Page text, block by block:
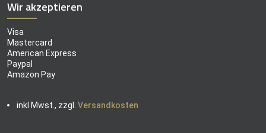
Wir akzeptieren
Visa
Mastercard
American Express
Paypal
Amazon Pay
inkl Mwst., zzgl. Versandkosten